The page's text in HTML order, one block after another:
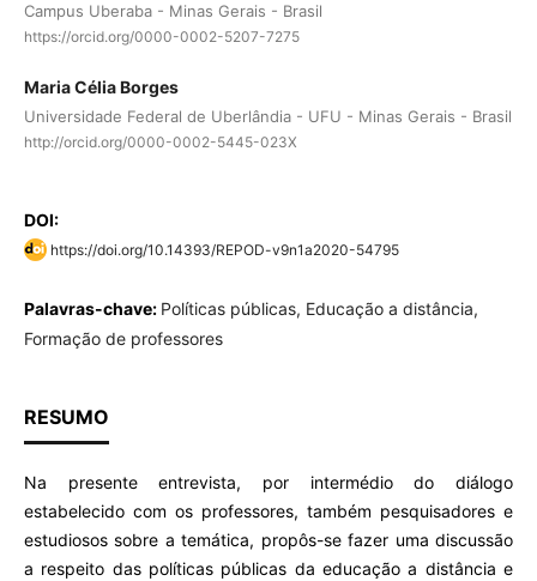
Campus Uberaba - Minas Gerais - Brasil
https://orcid.org/0000-0002-5207-7275
Maria Célia Borges
Universidade Federal de Uberlândia - UFU - Minas Gerais - Brasil
http://orcid.org/0000-0002-5445-023X
DOI:
https://doi.org/10.14393/REPOD-v9n1a2020-54795
Palavras-chave: Políticas públicas, Educação a distância,
Formação de professores
RESUMO
Na presente entrevista, por intermédio do diálogo
estabelecido com os professores, também pesquisadores e
estudiosos sobre a temática, propôs-se fazer uma discussão
a respeito das políticas públicas da educação a distância e